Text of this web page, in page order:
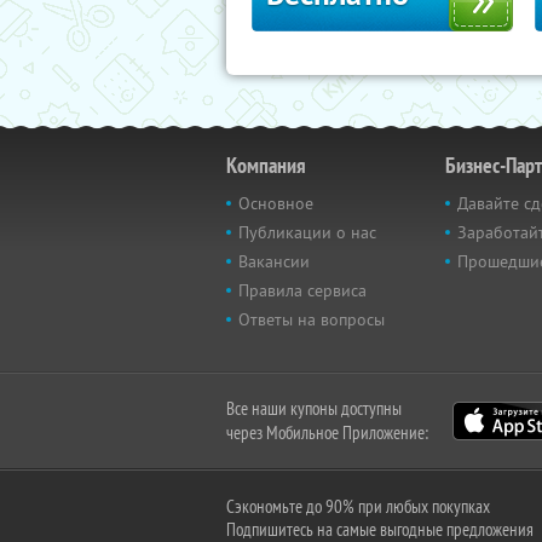
Компания
Основное
Публикации о нас
Вакансии
Правила сервиса
Ответы на вопросы
Бизнес-
Давайте
Все наши купоны доступны
через Мобильное Приложение:
Сэкономьте до 90% при любых покупках
Подпишитесь на самые выгодные предложения